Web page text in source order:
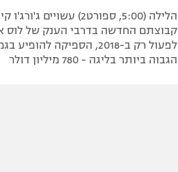
הלילה (5:00, ספורט2)
קבוצתם החדשה בדרבי הענק של לוס
לפעול רק ב-2018, הספיקה
הגבוה ביותר בליגה - 780 מיליון דולר